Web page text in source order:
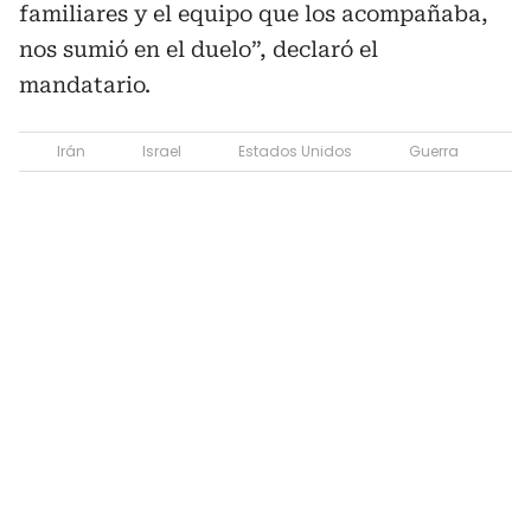
familiares y el equipo que los acompañaba,
nos sumió en el duelo”, declaró el
mandatario.
Irán Israel Estados Unidos Guerra